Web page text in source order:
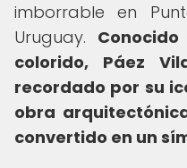
imborrable en
Uruguay.
colorido, Páez
recordado por su
obra
convertido en un